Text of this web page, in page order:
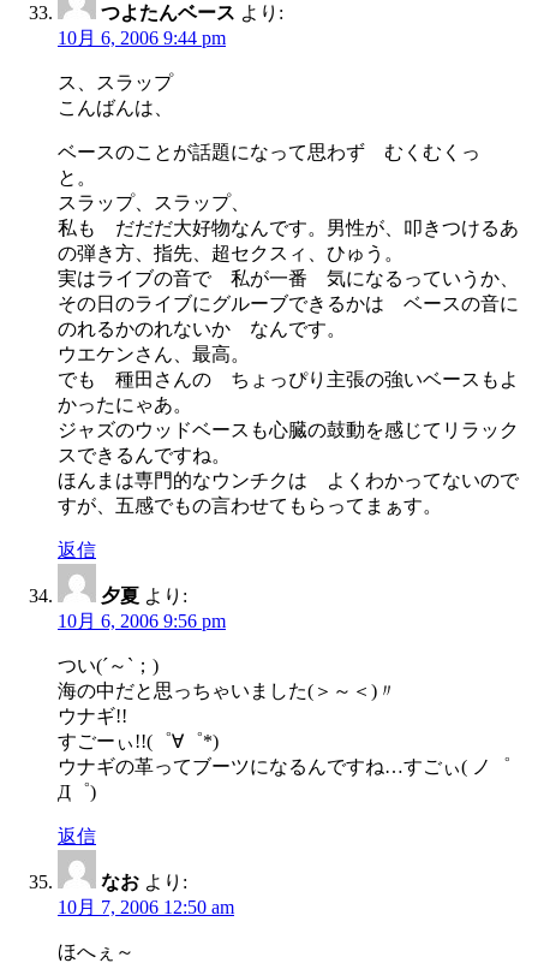
つよたんベース より:
10月 6, 2006 9:44 pm
ス、スラップ
こんばんは、
ベースのことが話題になって思わず むくむくっ
と。
スラップ、スラップ、
私も だだだ大好物なんです。男性が、叩きつけるあ
の弾き方、指先、超セクスィ、ひゅう。
実はライブの音で 私が一番 気になるっていうか、
その日のライブにグルーブできるかは ベースの音に
のれるかのれないか なんです。
ウエケンさん、最高。
でも 種田さんの ちょっぴり主張の強いベースもよ
かったにゃあ。
ジャズのウッドベースも心臓の鼓動を感じてリラック
スできるんですね。
ほんまは専門的なウンチクは よくわかってないので
すが、五感でもの言わせてもらってまぁす。
返信
夕夏 より:
10月 6, 2006 9:56 pm
つい(´～`；)
海の中だと思っちゃいました(＞～＜)〃
ウナギ!!
すごーぃ!!(゜∀゜*)
ウナギの革ってブーツになるんですね…すごぃ( ノ゜
Д゜)
返信
なお より:
10月 7, 2006 12:50 am
ほへぇ～